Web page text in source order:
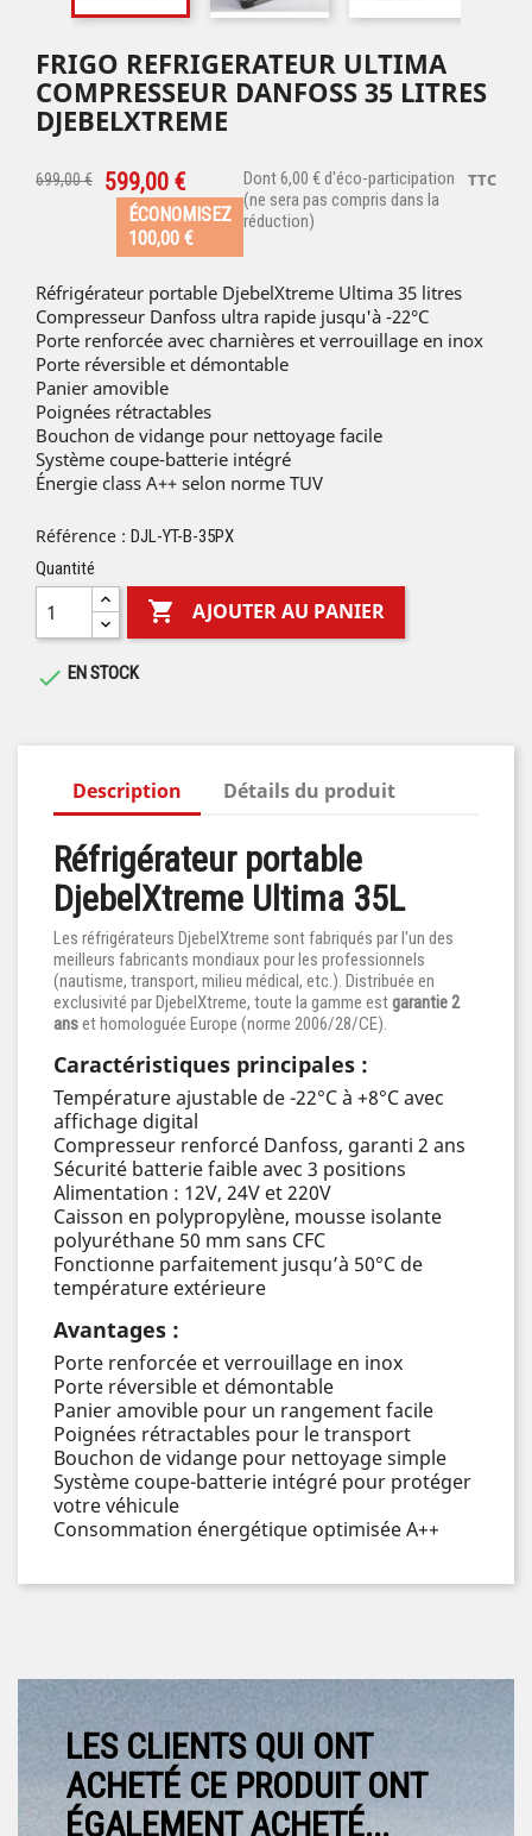
FRIGO REFRIGERATEUR ULTIMA
COMPRESSEUR DANFOSS 35 LITRES
DJEBELXTREME
699,00 € 599,00 €
ÉCONOMISEZ
100,00 €
Dont 6,00 € d'éco-participation
(ne sera pas compris dans la
réduction)
TTC
Réfrigérateur portable DjebelXtreme Ultima 35 litres
Compresseur Danfoss ultra rapide jusqu'à -22°C
Porte renforcée avec charnières et verrouillage en inox
Porte réversible et démontable
Panier amovible
Poignées rétractables
Bouchon de vidange pour nettoyage facile
Système coupe-batterie intégré
Énergie class A++ selon norme TUV
Référence : DJL-YT-B-35PX
Quantité
 AJOUTER AU PANIER
 EN STOCK
Description Détails du produit
Réfrigérateur portable
DjebelXtreme Ultima 35L
Les réfrigérateurs DjebelXtreme sont fabriqués par l'un des
meilleurs fabricants mondiaux pour les professionnels
(nautisme, transport, milieu médical, etc.). Distribuée en
exclusivité par DjebelXtreme, toute la gamme estgarantie 2
anset homologuée Europe (norme 2006/28/CE).
Caractéristiques principales :
Température ajustable de -22°C à +8°C avec
affichage digital
Compresseur renforcé Danfoss, garanti 2 ans
Sécurité batterie faible avec 3 positions
Alimentation : 12V, 24V et 220V
Caisson en polypropylène, mousse isolante
polyuréthane 50 mm sans CFC
Fonctionne parfaitement jusqu’à 50°C de
température extérieure
Avantages :
Porte renforcée et verrouillage en inox
Porte réversible et démontable
Panier amovible pour un rangement facile
Poignées rétractables pour le transport
Bouchon de vidange pour nettoyage simple
Système coupe-batterie intégré pour protéger
votre véhicule
Consommation énergétique optimisée A++
LES CLIENTS QUI ONT
ACHETÉ CE PRODUIT ONT
ÉGALEMENT ACHETÉ...